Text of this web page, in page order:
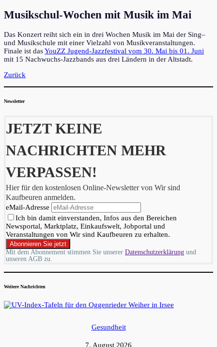
Musikschul-Wochen mit Musik im Mai
Das Konzert reiht sich ein in drei Wochen Musik im Mai der Sing–
und Musikschule mit einer Vielzahl von Musikveranstaltungen.
Finale ist dasYouZZ Jugend-Jazzfestival vom 30. Mai bis 01. Juni
mit 15 Nachwuchs-Jazzbands aus drei Ländern in der Altstadt.
Zurück
Newsletter
JETZT KEINE
NACHRICHTEN MEHR
VERPASSEN!
Hier für den kostenlosen Online-Newsletter von Wir sind
Kaufbeuren anmelden.
eMail-Adresse
Ich bin damit einverstanden, Infos aus den Bereichen
Newsportal, Marktplatz, Einkaufswelt, Jobportal und
Veranstaltungen von Wir sind Kaufbeuren zu erhalten.
Mit dem Abonnement stimmen Sie unserer Datenschutzerklärung und
unseren AGB zu.
Weitere Nachrichten
Gesundheit
7. August 2026